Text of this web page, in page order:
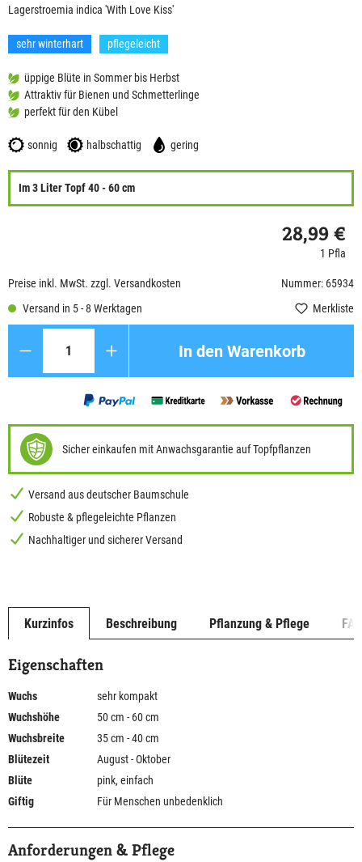
Lagerstroemia indica 'With Love Kiss'
sehr winterhart pflegeleicht
üppige Blüte in Sommer bis Herbst
Attraktiv für Bienen und Schmetterlinge
perfekt für den Kübel
sonnig halbschattig gering
Im 3 Liter Topf 40 - 60 cm
28,99 €
1 Pfla
Preise inkl. MwSt. zzgl. Versandkosten
Nummer: 65934
Versand in 5 - 8 Werktagen
Merkliste
In den Warenkorb
Sicher einkaufen mit Anwachsgarantie auf Topfpflanzen
Versand aus deutscher Baumschule
Robuste & pflegeleichte Pflanzen
Nachhaltiger und sicherer Versand
Kurzinfos Beschreibung Pflanzung & Pflege
Eigenschaften
Wuchs
sehr kompakt
Wuchshöhe
50 cm - 60 cm
Wuchsbreite
35 cm - 40 cm
Blütezeit
August - Oktober
Blüte
pink, einfach
Giftig
Für Menschen unbedenklich
Anforderungen & Pflege